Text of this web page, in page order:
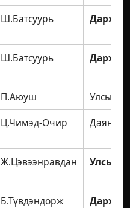
Ш.Батсуурь Дархан
Ш.Батсуурь Дархан
П.Аюуш
Улсын
Ц.Чимэд-Очир Даян
Ж.Цэвээнравдан Улсын
Б.Түвдэндорж
Дархан